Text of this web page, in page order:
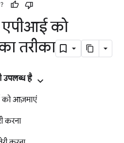
एपीआई को
तरीका
उपलब्ध है
को आज़माएं
करना